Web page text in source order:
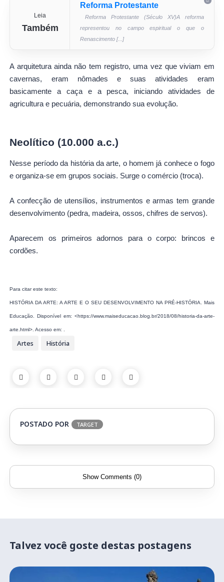
Leia
Também
Reforma Protestante
Reforma Protestante (Século XV)A reforma
representou no campo espiritual o que o
Renascimento [...]
A arquitetura ainda não tem registro, uma vez que viviam em
cavernas, eram nômades e suas atividades eram
basicamente a caça e a pesca, iniciando atividades de
agricultura e pecuária, demonstrando sua evolução.
Neolítico (10.000 a.c.)
Nesse período da história da arte, o homem já conhece o fogo
e organiza-se em grupos sociais. Surge o comércio (troca).
A confecção de utensílios, instrumentos e armas tem grande
desenvolvimento (pedra, madeira, ossos, chifres de servos).
Aparecem os primeiros adornos para o corpo: brincos e
cordões.
Para citar este texto:
HISTÓRIA DA ARTE: A ARTE E O SEU DESENVOLVIMENTO NA PRÉ-HISTÓRIA. Mais
Educação. Disponível em: <https://www.maiseducacao.blog.br/2018/08/historia-da-arte-
arte.html>. Acesso em: .
Artes História
POSTADO POR TARGET
Show Comments (0)
Talvez você goste destas postagens